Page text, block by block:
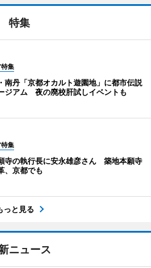
特集
集
南丹「京都オカルト遊園地」に都市伝説
ジアム 夜の廃校肝試しイベントも
集
寺の執行長に安永雄彦さん 築地本願寺
、京都でも
っと見る
ニュース